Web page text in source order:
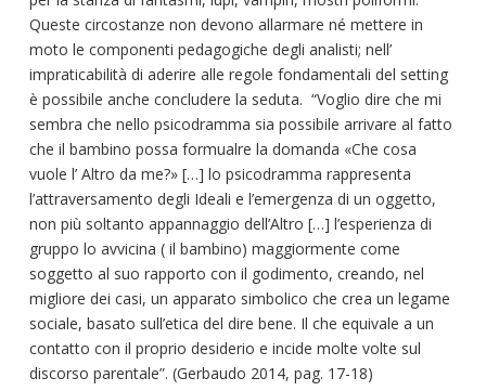
Queste circostanze non devono allarmare né mettere in
moto le componenti pedagogiche degli analisti; nell’
impraticabilità di aderire alle regole fondamentali del setting
è possibile anche concludere la seduta. “Voglio dire che mi
sembra che nello psicodramma sia possibile arrivare al fatto
che il bambino possa formualre la domanda «Che cosa
vuole l’ Altro da me?» […] lo psicodramma rappresenta
l’attraversamento degli Ideali e l’emergenza di un oggetto,
non più soltanto appannaggio dell’Altro […] l’esperienza di
gruppo lo avvicina ( il bambino) maggiormente come
soggetto al suo rapporto con il godimento, creando, nel
migliore dei casi, un apparato simbolico che crea un legame
sociale, basato sull’etica del dire bene. Il che equivale a un
contatto con il proprio desiderio e incide molte volte sul
discorso parentale”. (Gerbaudo 2014, pag. 17-18)